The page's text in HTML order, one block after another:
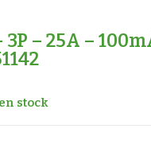
– 25A –
stock